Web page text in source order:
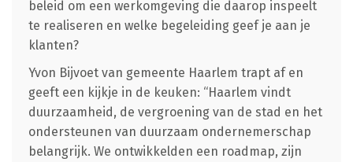
beleid om een werkomgeving die daarop inspeelt
te realiseren en welke begeleiding geef je aan je
klanten?
Yvon Bijvoet van gemeente Haarlem trapt af en
geeft een kijkje in de keuken: “Haarlem vindt
duurzaamheid, de vergroening van de stad en het
ondersteunen van duurzaam ondernemerschap
belangrijk. We ontwikkelden een roadmap, zijn